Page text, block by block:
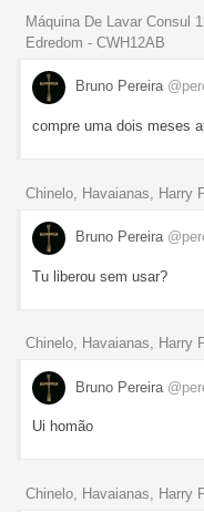
Máquina De Lavar Consul
Edredom - CWH12AB
Bruno Pereira
compre uma dois meses
Chinelo, Havaianas, Harry
Bruno Pereira
Tu liberou sem usar?
Chinelo, Havaianas, Harry
Bruno Pereira
Ui homão
Chinelo, Havaianas, Harry